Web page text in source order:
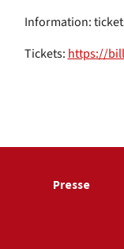
Information:
Tickets: https://
Presse